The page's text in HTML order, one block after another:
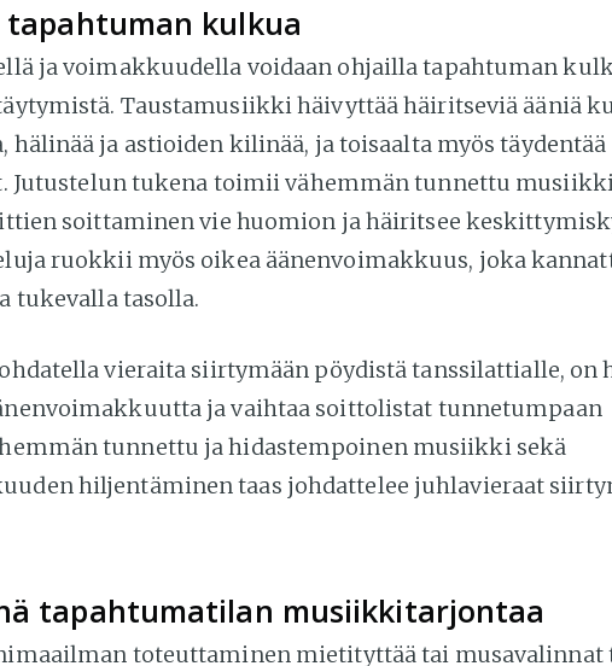
tapahtuman kulkua
ja voimakkuudella voidaan ohjailla tapahtuman
Taustamusiikki häivyttää häiritseviä ääniä
hälinää ja astioiden kilinää, ja toisaalta myös täydentää
Jutustelun tukena toimii vähemmän tunnettu
soittaminen vie huomion ja häiritsee
ruokkii myös oikea äänenvoimakkuus, joka
tukevalla tasolla.
vieraita siirtymään pöydistä tanssilattialle, on
ja vaihtaa soittolistat tunnetumpaan
tunnettu ja hidastempoinen musiikki sekä
hiljentäminen taas johdattelee juhlavieraat
tapahtumatilan musiikkitarjontaa
toteuttaminen mietityttää tai musavalinnat